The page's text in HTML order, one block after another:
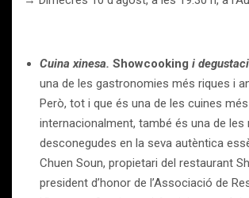
Cuina xinesa. Showcooking i
una de les gastronomies més riques i
Però, tot i que és una de les cuines
internacionalment, també és una de les
desconegudes en la seva autèntica
Chuen Soun, propietari del restaurant
president d’honor de l’Associació de